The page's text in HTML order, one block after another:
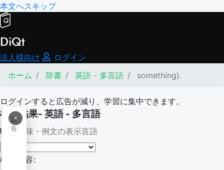
本文へスキップ
DiQt
法人様向け
ログイン
ホーム
辞書 英語 - 多言語 something).
ログインすると広告が減り、学習に集中できます。
×
広
告
検索結果- 英語 - 多言語
意味・例文の表示言語
検索内容: